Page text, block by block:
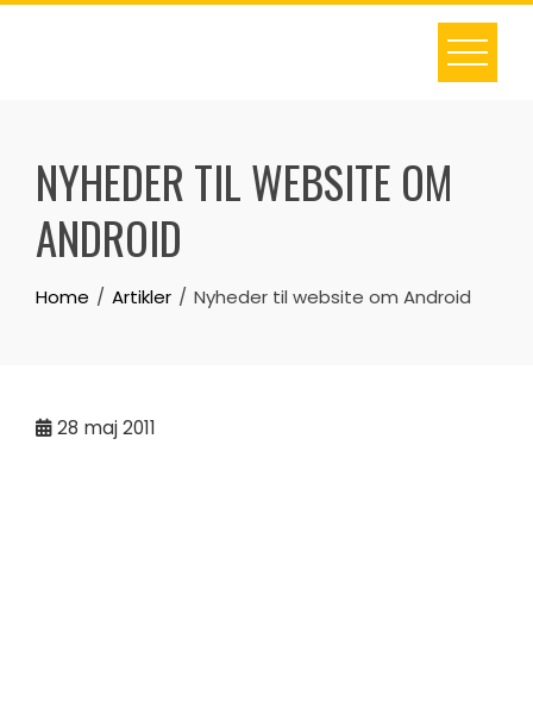
Skip
NYHEDER TIL WEBSITE OM
ANDROID
Home Artikler Nyheder til website om Android
28 maj 2011